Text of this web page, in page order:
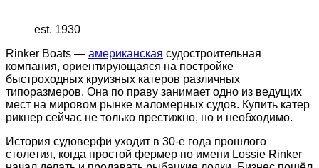
est. 1930
Rinker Boats — американская судостроительная
компания, ориентирующаяся на постройке
быстроходных круизных катеров различных
типоразмеров. Она по праву занимает одно из ведущих
мест на мировом рынке маломерных судов. Купить катер
рикнер сейчас не только престижно, но и необходимо.
История судоверфи уходит в 30-е года прошлого
столетия, когда простой фермер по имени Lossie Rinker